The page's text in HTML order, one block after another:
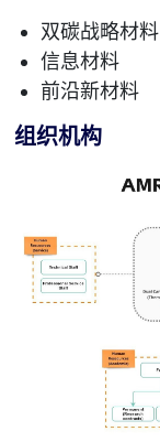
双碳战略材料
信息材料
前沿新材料
组织机构